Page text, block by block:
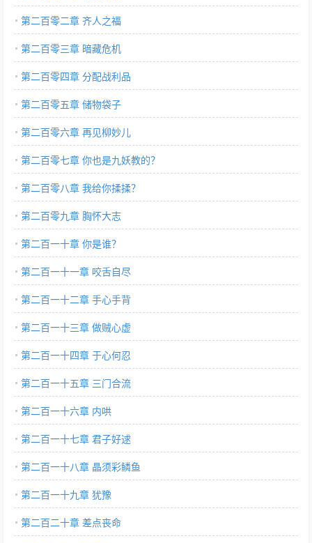
第二百零二章 齐人之福
第二百零三章 暗藏危机
第二百零四章 分配战利品
第二百零五章 储物袋子
第二百零六章 再见柳妙儿
第二百零七章 你也是九妖教的？
第二百零八章 我给你揉揉？
第二百零九章 胸怀大志
第二百一十章 你是谁？
第二百一十一章 咬舌自尽
第二百一十二章 手心手背
第二百一十三章 做贼心虚
第二百一十四章 于心何忍
第二百一十五章 三门合流
第二百一十六章 内哄
第二百一十七章 君子好逑
第二百一十八章 晶须彩鳞鱼
第二百一十九章 犹豫
第二百二十章 差点丧命